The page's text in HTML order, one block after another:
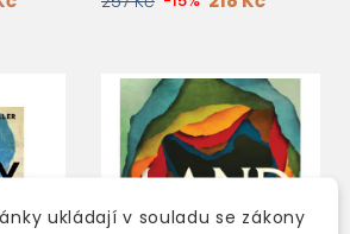
ukládají v souladu se zákony